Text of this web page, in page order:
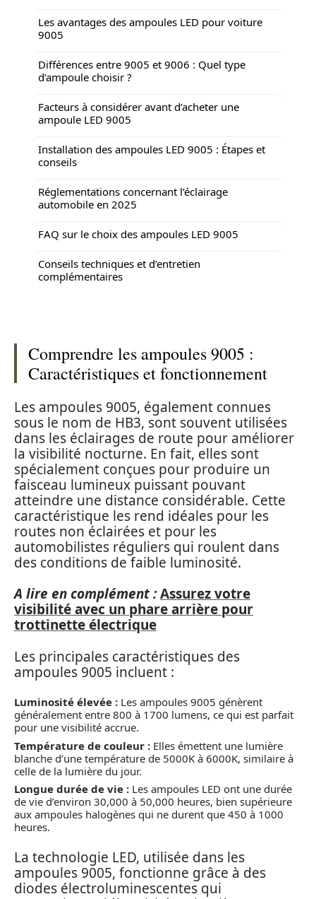
Les avantages des ampoules LED pour voiture
9005
Différences entre 9005 et 9006 : Quel type
d’ampoule choisir ?
Facteurs à considérer avant d’acheter une
ampoule LED 9005
Installation des ampoules LED 9005 : Étapes et
conseils
Réglementations concernant l’éclairage
automobile en 2025
FAQ sur le choix des ampoules LED 9005
Conseils techniques et d’entretien
complémentaires
Comprendre les ampoules 9005 :
Caractéristiques et fonctionnement
Les ampoules 9005, également connues
sous le nom de HB3, sont souvent utilisées
dans les éclairages de route pour améliorer
la visibilité nocturne. En fait, elles sont
spécialement conçues pour produire un
faisceau lumineux puissant pouvant
atteindre une distance considérable. Cette
caractéristique les rend idéales pour les
routes non éclairées et pour les
automobilistes réguliers qui roulent dans
des conditions de faible luminosité.
A lire en complément :Assurez votre
visibilité avec un phare arrière pour
trottinette électrique
Les principales caractéristiques des
ampoules 9005 incluent :
Luminosité élevée : Les ampoules 9005 génèrent
généralement entre 800 à 1700 lumens, ce qui est parfait
pour une visibilité accrue.
Température de couleur : Elles émettent une lumière
blanche d’une température de 5000K à 6000K, similaire à
celle de la lumière du jour.
Longue durée de vie : Les ampoules LED ont une durée
de vie d’environ 30,000 à 50,000 heures, bien supérieure
aux ampoules halogènes qui ne durent que 450 à 1000
heures.
La technologie LED, utilisée dans les
ampoules 9005, fonctionne grâce à des
diodes électroluminescentes qui